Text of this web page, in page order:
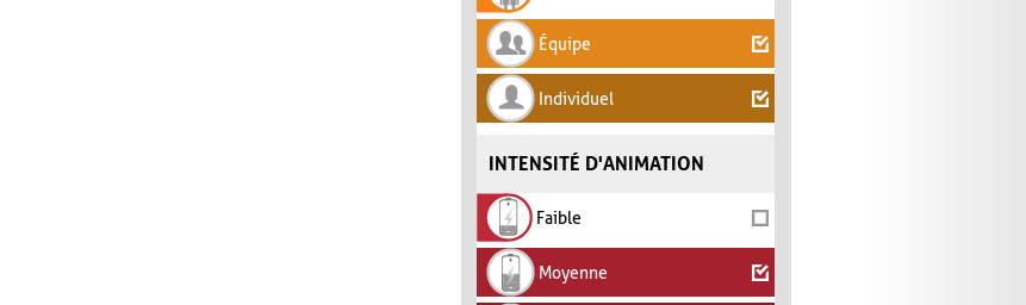
Équipe
Individuel
INTENSITÉ D'ANIMATION
Faible
Moyenne